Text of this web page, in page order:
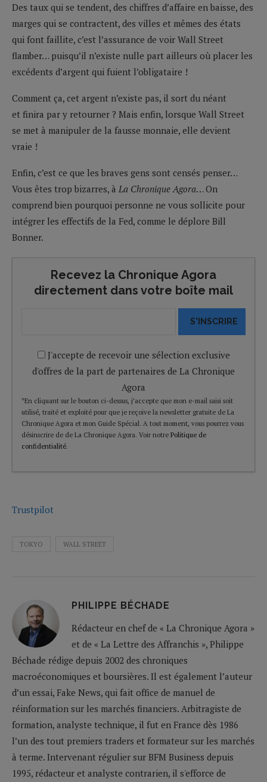
Des taux qui se tendent, des chiffres d’affaire en baisse, des
marges qui se contractent, des villes et mêmes des états
qui font faillite, c’est l’assurance de voir Wall Street
flamber… puisqu’il n’existe nulle part ailleurs où placer les
excédents d’argent qui fuient l’obligataire !
Comment ça, cet argent n’existe pas, il sort du néant
et finira par y retourner ? Mais enfin, lorsque Wall Street
se met à manipuler de la fausse monnaie, elle devient
vraie !
Enfin, c’est ce que les braves gens sont censés penser…
Vous êtes trop bizarres, à La Chronique Agora… On
comprend bien pourquoi personne ne vous sollicite pour
intégrer les effectifs de la Fed, comme le déplore Bill
Bonner.
Recevez la Chronique Agora
directement dans votre boîte mail
S'INSCRIRE
J'accepte de recevoir une sélection exclusive
d'offres de la part de partenaires de La Chronique
Agora
*En cliquant sur le bouton ci-dessus, j’accepte que mon e-mail saisi soit
utilisé, traité et exploité pour que je reçoive la newsletter gratuite de La
Chronique Agora et mon Guide Spécial. A tout moment, vous pourrez vous
désinscrire de de La Chronique Agora. Voir notre Politique de
confidentialité.
Trustpilot
TOKYO WALL STREET
PHILIPPE BÉCHADE
Rédacteur en chef de « La Chronique Agora »
et de « La Lettre des Affranchis », Philippe
Béchade rédige depuis 2002 des chroniques
macroéconomiques et boursières. Il est également l’auteur
d’un essai, Fake News, qui fait office de manuel de
réinformation sur les marchés financiers. Arbitragiste de
formation, analyste technique, il fut en France dès 1986
l’un des tout premiers traders et formateur sur les marchés
à terme. Intervenant régulier sur BFM Business depuis
1995, rédacteur et analyste contrarien, il s'efforce de